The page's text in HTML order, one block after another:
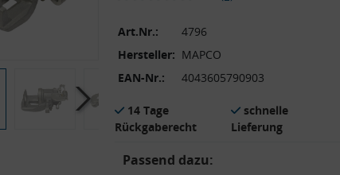
Art.Nr.:
4796
Hersteller: MAPCO
EAN-Nr.:
4043605790903
14 Tage
Rückgaberecht
schnelle
Lieferung
Passend dazu: